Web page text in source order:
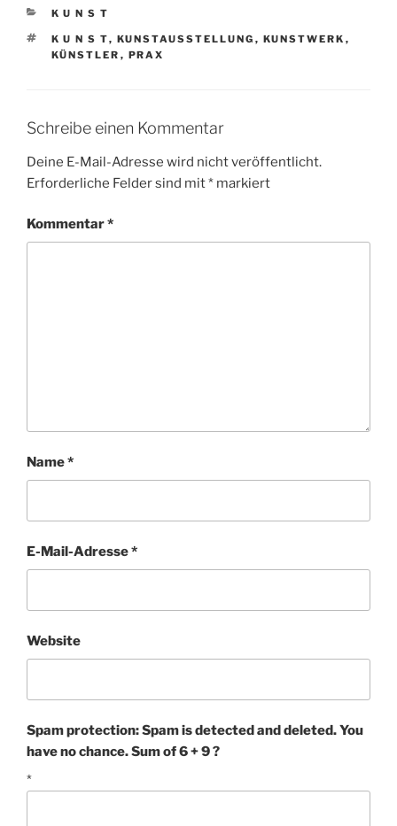
KATEGORIEN
K U N S T
SCHLAGWÖRTER
K U N S T, KUNSTAUSSTELLUNG , KUNSTWERK ,
KÜNSTLER , PRAX
Schreibe einen Kommentar
Deine E-Mail-Adresse wird nicht veröffentlicht.
Erforderliche Felder sind mit* markiert
Kommentar*
Name*
E-Mail-Adresse*
Website
Spam protection: Spam is detected and deleted. You
have no chance. Sum of 6 + 9 ?
*